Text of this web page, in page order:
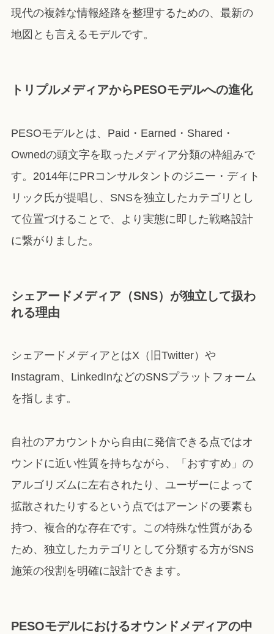
現代の複雑な情報経路を整理するための、最新の
地図とも言えるモデルです。
トリプルメディアからPESOモデルへの進化
PESOモデルとは、Paid・Earned・Shared・
Ownedの頭文字を取ったメディア分類の枠組みで
す。2014年にPRコンサルタントのジニー・ディト
リック氏が提唱し、SNSを独立したカテゴリとし
て位置づけることで、より実態に即した戦略設計
に繋がりました。
シェアードメディア（SNS）が独立して扱わ
れる理由
シェアードメディアとはX（旧Twitter）や
Instagram、LinkedInなどのSNSプラットフォーム
を指します。
自社のアカウントから自由に発信できる点ではオ
ウンドに近い性質を持ちながら、「おすすめ」の
アルゴリズムに左右されたり、ユーザーによって
拡散されたりするという点ではアーンドの要素も
持つ、複合的な存在です。この特殊な性質がある
ため、独立したカテゴリとして分類する方がSNS
施策の役割を明確に設計できます。
PESOモデルにおけるオウンドメディアの中